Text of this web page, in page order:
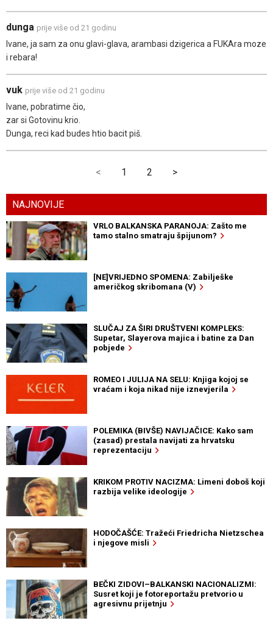
dunga prije više od 21 godinu
Ivane, ja sam za onu glavi-glava, arambasi dzigerica a FUKAra moze
i rebara!
vuk prije više od 21 godinu
Ivane, pobratime čio,
zar si Gotovinu krio.
Dunga, reci kad budes htio bacit piš.
< 1 2 >
NAJNOVIJE
VRLO BALKANSKA PARANOJA: Zašto me
tamo stalno smatraju špijunom?
[NE]VRIJEDNO SPOMENA: Zabilješke
američkog skribomana (V)
SLUČAJ ZA ŠIRI DRUŠTVENI KOMPLEKS:
Supetar, Slayerova majica i batine za Dan
pobjede
ROMEO I JULIJA NA SELU: Knjiga kojoj se
vraćam i koja nikad nije iznevjerila
POLEMIKA (BIVŠE) NAVIJAČICE: Kako sam
(zasad) prestala navijati za hrvatsku
reprezentaciju
KRIKOM PROTIV NACIZMA: Limeni doboš koji
razbija velike ideologije
HODOČAŠĆE: Tražeći Friedricha Nietzschea
i njegove misli
BEČKI ZIDOVI–BALKANSKI NACIONALIZMI:
Susret koji je fotoreportažu pretvorio u
agresivnu prijetnju